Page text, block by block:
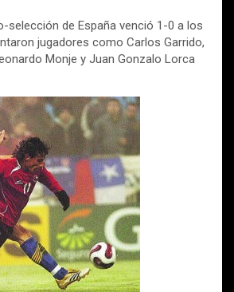
s
A
p
p
ar
selección de España venció 1-0 a los
jugadores como Carlos Garrido,
Monje y Juan Gonzalo Lorca